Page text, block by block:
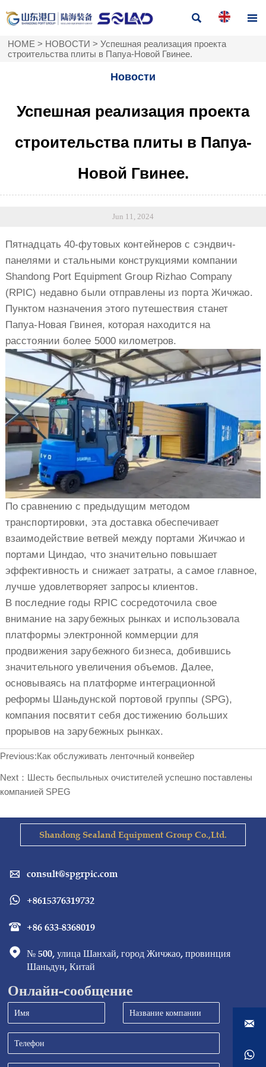
 
HOME > НОВОСТИ >Успешная реализация проекта
строительства плиты в Папуа-Новой Гвинее.
Новости
Успешная реализация проекта
строительства плиты в Папуа-
Новой Гвинее.
Jun 11, 2024
Пятнадцать 40-футовых контейнеров с сэндвич-
панелями и стальными конструкциями компании
Shandong Port Equipment Group Rizhao Company
(RPIC) недавно были отправлены из порта Жичжао.
Пунктом назначения этого путешествия станет
Папуа-Новая Гвинея, которая находится на
расстоянии более 5000 километров.
По сравнению с предыдущим методом
транспортировки, эта доставка обеспечивает
взаимодействие ветвей между портами Жичжао и
портами Циндао, что значительно повышает
эффективность и снижает затраты, а самое главное,
лучше удовлетворяет запросы клиентов.
В последние годы RPIC сосредоточила свое
внимание на зарубежных рынках и использовала
платформы электронной коммерции для
продвижения зарубежного бизнеса, добившись
значительного увеличения объемов. Далее,
основываясь на платформе интеграционной
реформы Шаньдунской портовой группы (SPG),
компания посвятит себя достижению больших
прорывов на зарубежных рынках.
Previous:Как обслуживать ленточный конвейер
Next： Шесть беспыльных очистителей успешно поставлены
компанией SPEG
Shandong Sealand Equipment Group Co.,Ltd.
 consult@spgrpic.com
 +8615376319732
 +86 633-8368019
 № 500, улица Шанхай, город Жичжао, провинция
Шаньдун, Китай
Онлайн-сообщение

